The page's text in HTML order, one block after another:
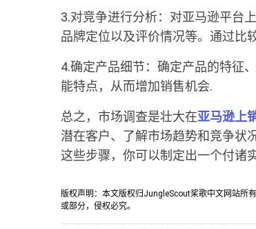
3.对竞争进行分析：对亚马逊平台
品牌定位以及评价情况等。通过比
4.确定产品细节：确定产品的特征
能特点，从而增加销售机会.
总之，市场调查是壮大在亚马逊上
潜在客户、了解市场趋势和竞争状
这些步骤，你可以制定出一个付诸
版权声明：本文版权归JungleScout桨歌中文网站所
或部分，侵权必究。